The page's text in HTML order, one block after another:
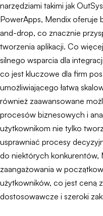
narzędziami takimi jak
PowerApps, Mendix oferuje
and-drop, co znacznie
tworzenia aplikacji. Co
silnego wsparcia dla
co jest kluczowe dla firm
umożliwiającego łatwą
również zaawansowane
procesów biznesowych i
użytkownikom nie tylko
usprawniać procesy
do niektórych konkurentów,
zaangażowania w
użytkowników, co jest ceną
dostosowawcze i szeroki